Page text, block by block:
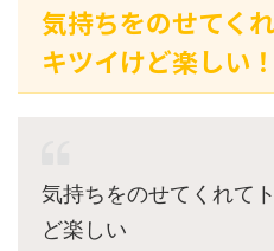
気持ちをのせてく
キツイけど楽しい！
気持ちをのせてくれて
ど楽しい